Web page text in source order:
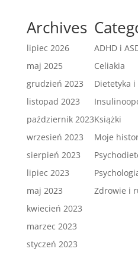
Archives
lipiec 2026
maj 2025
grudzień 2023
listopad 2023
październik 2023
wrzesień 2023
sierpień 2023
lipiec 2023
maj 2023
kwiecień 2023
marzec 2023
styczeń 2023
ADHD i
Celiakia
Dietetyka
Książki
Moje
Zdrowie i